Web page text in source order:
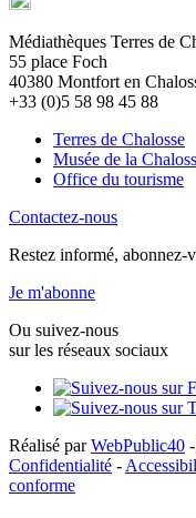
Médiathèques Terres de
55 place Foch
40380 Montfort en
+33 (0)5 58 98 45 88
Terres de Chalosse
Musée de la
Office du tourisme
Contactez-nous
Restez informé, abonnez-
Je m'abonne
Ou suivez-nous
sur les réseaux sociaux
Réalisé parWebPublic40 -
Confidentialité -
conforme